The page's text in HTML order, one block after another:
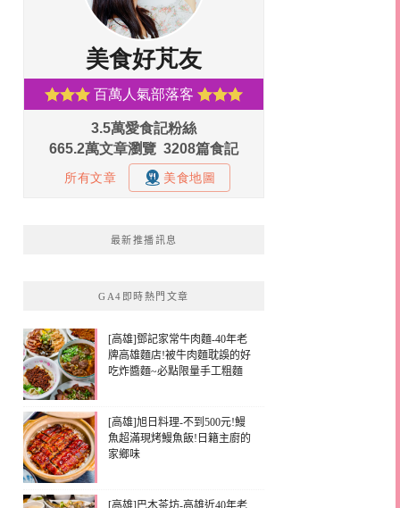
最新推播訊息
GA4即時熱門文章
[高雄]鄧記家常牛肉麵-40年老
牌高雄麵店!被牛肉麵耽誤的好
吃炸醬麵~必點限量手工粗麵
[高雄]旭日料理-不到500元!鰻
魚超滿現烤鰻魚飯!日籍主廚的
家鄉味
[高雄]巴木茶坊-高雄近40年老